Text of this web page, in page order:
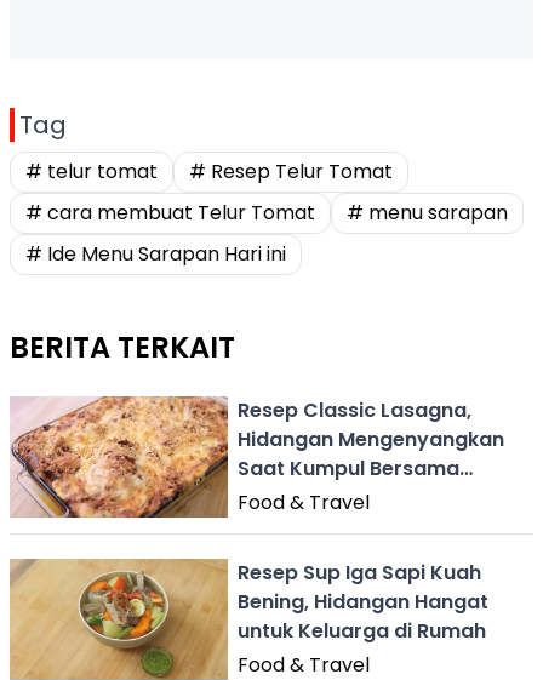
Tag
# telur tomat
# Resep Telur Tomat
# cara membuat Telur Tomat
# menu sarapan
# Ide Menu Sarapan Hari ini
BERITA TERKAIT
Resep Classic Lasagna,
Hidangan Mengenyangkan
Saat Kumpul Bersama
Keluarga
Food & Travel
Resep Sup Iga Sapi Kuah
Bening, Hidangan Hangat
untuk Keluarga di Rumah
Food & Travel